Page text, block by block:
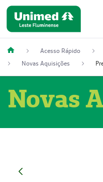
Acesso Rápido
Novas Aquisições
Novas